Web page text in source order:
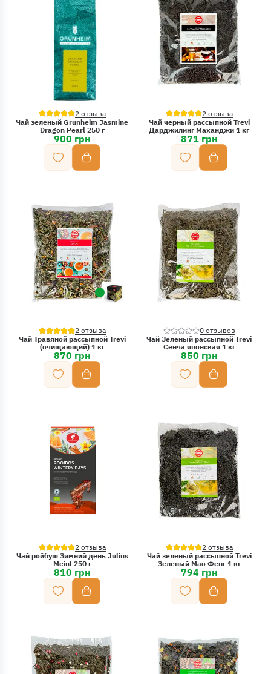
2 отзыва
Чай зеленый Grunheim Jasmine
Dragon Pearl 250 г
900 грн
2 отзыва
Чай черный рассыпной Trevi
Дарджилинг Маханджи 1 кг
871 грн
2 отзыва
Чай Травяной рассыпной Trevi
(очищающий) 1 кг
870 грн
0 отзывов
Чай Зеленый рассыпной Trevi
Сенча японская 1 кг
850 грн
2 отзыва
Чай ройбуш Зимний день Julius
Meinl 250 г
810 грн
2 отзыва
Чай зеленый рассыпной Trevi
Зеленый Мао Фенг 1 кг
794 грн